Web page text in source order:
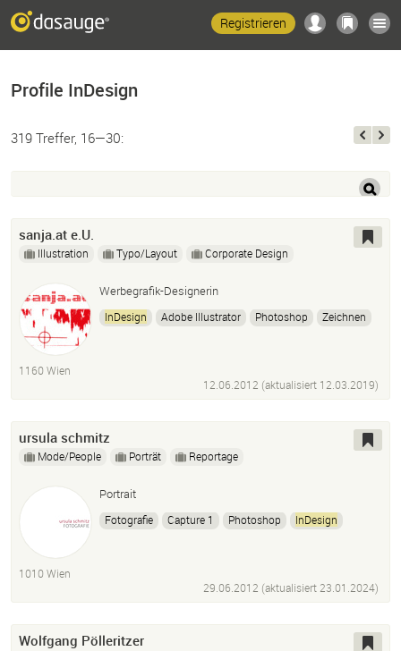
Registrieren
Profile InDesign
319 Treffer, 16—30:
sanja.at e.U.
Illustration Typo/Layout Corporate Design
Werbegrafik-Designerin
InDesign Adobe Illustrator Photoshop
Zeichnen
1160 Wien
12.06.2012 (aktualisiert 12.03.2019)
ursula schmitz
Mode/People Porträt Reportage
Portrait
Fotografie Capture 1 Photoshop
InDesign
1010 Wien
29.06.2012 (aktualisiert23.01.2024)
Wolfgang Pölleritzer